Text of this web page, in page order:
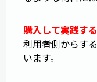
購入して実践す
利用者側からす
います。